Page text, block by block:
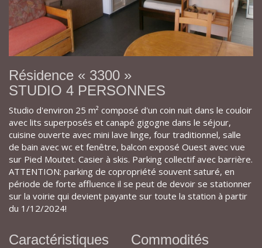
Résidence « 3300 »
STUDIO 4 PERSONNES
Studio d'environ 25 m² composé d'un coin nuit dans le couloir
avec lits superposés et canapé gigogne dans le séjour,
cuisine ouverte avec mini lave linge, four traditionnel, salle
de bain avec wc et fenêtre, balcon exposé Ouest avec vue
sur Pied Moutet. Casier à skis. Parking collectif avec barrière.
ATTENTION: parking de copropriété souvent saturé, en
période de forte affluence il se peut de devoir se stationner
sur la voirie qui devient payante sur toute la station à partir
du 1/12/2024!
Caractéristiques Commodités